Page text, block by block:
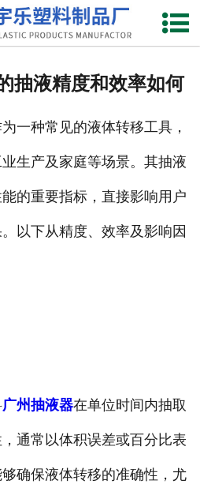
网站首页
联系我们
抽液精度和效率如何
一种常见的液体转移工具，
生产及家庭等场景。其抽液
的重要指标，直接影响用户
以下从精度、效率及影响因
广州抽液器在单位时间内抽取
通常以体积误差或百分比表
确保液体转移的准确性，尤